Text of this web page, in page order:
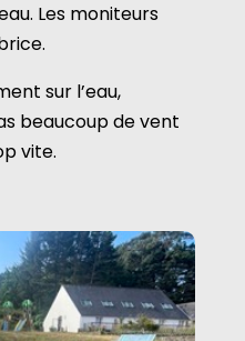
Les moniteurs
sur l’eau,
beaucoup de vent
vite.